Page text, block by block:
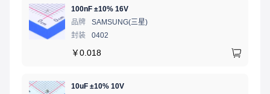
100nF ±10% 16V
品牌
SAMSUNG(三星)
封装
0402
￥0.018
10uF ±10% 10V